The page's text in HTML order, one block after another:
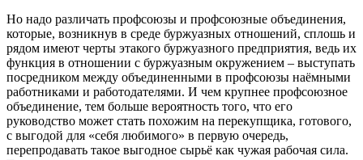
Но надо различать профсоюзы и профсоюзные объединения,
которые, возникнув в среде буржуазных отношений, сплошь и
рядом имеют черты этакого буржуазного предприятия, ведь их
функция в отношении с буржуазным окружением – выступать
посредником между объединенными в профсоюзы наёмными
работниками и работодателями. И чем крупнее профсоюзное
объединение, тем больше вероятность того, что его
руководство может стать похожим на перекупщика, готового,
с выгодой для «себя любимого» в первую очередь,
перепродавать такое выгодное сырьё как чужая рабочая сила.